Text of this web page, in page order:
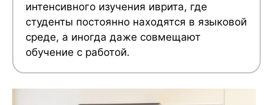
интенсивного изучения иврита, где
студенты постоянно находятся в языковой
среде, а иногда даже совмещают
обучение с работой.